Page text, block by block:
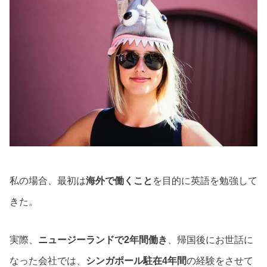
私の場合、最初は海外で働くこと を目的に英語を勉強して
きた。
実際、 ニュージーランドで2年間働き 、帰国後にお世話に
なった会社では、 シンガポール駐在4年間の経験をさせて